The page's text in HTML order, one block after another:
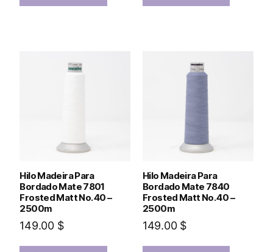
Hilo Madeira Para
Bordado Mate 7801
Frosted Matt No. 40 –
2500m
149.00 $
Hilo Madeira Para
Bordado Mate 7840
Frosted Matt No. 40 –
2500m
149.00 $